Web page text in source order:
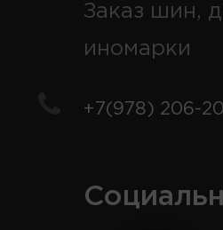
Заказ шин,
иномарки
+7(978) 206-